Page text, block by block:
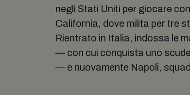
negli Stati Uniti per giocare
California, dove milita per tre
Rientrato in Italia, indossa le
— con cui conquista uno
— e nuovamente Napoli,